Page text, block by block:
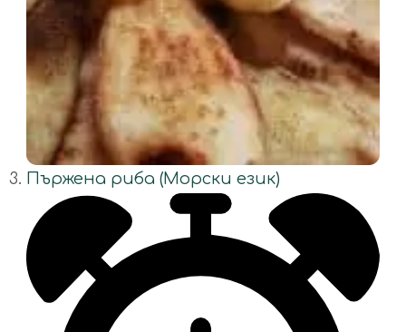
Пържена риба (Морски език)